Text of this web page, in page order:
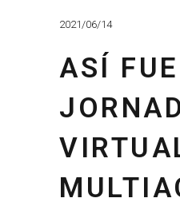
2021/06/14
ASÍ